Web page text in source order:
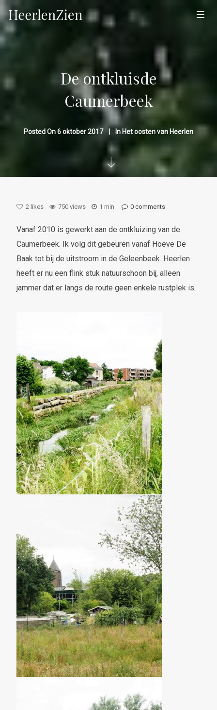
De ontkluisde
Caumerbeek
Posted On6 oktober 2017 In Het oosten van Heerlen
2 likes 750 views 1 min 0 comments
Vanaf 2010 is gewerkt aan de ontkluizing van de
Caumerbeek. Ik volg dit gebeuren vanaf Hoeve De
Baak tot bij de uitstroom in de Geleenbeek. Heerlen
heeft er nu een flink stuk natuurschoon bij, alleen
jammer dat er langs de route geen enkele rustplek is.